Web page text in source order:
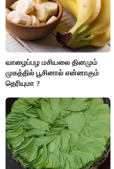
வாழைப்பழ மசியலை தினமும்
முகத்தில் பூசினால் என்னாகும்
தெரியுமா ?